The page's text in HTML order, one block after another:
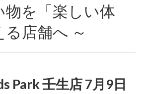
物を「楽しい体
店舗へ ～
Park 壬生店 7月9日